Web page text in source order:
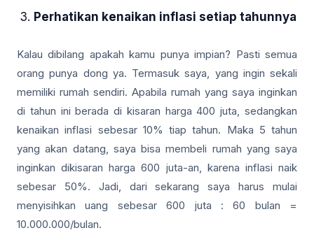
Perhatikan kenaikan inflasi setiap tahunnya
Kalau dibilang apakah kamu punya impian? Pasti semua
orang punya dong ya. Termasuk saya, yang ingin sekali
memiliki rumah sendiri. Apabila rumah yang saya inginkan
di tahun ini berada di kisaran harga 400 juta, sedangkan
kenaikan inflasi sebesar 10% tiap tahun. Maka 5 tahun
yang akan datang, saya bisa membeli rumah yang saya
inginkan dikisaran harga 600 juta-an, karena inflasi naik
sebesar 50%. Jadi, dari sekarang saya harus mulai
menyisihkan uang sebesar 600 juta : 60 bulan =
10.000.000/bulan.